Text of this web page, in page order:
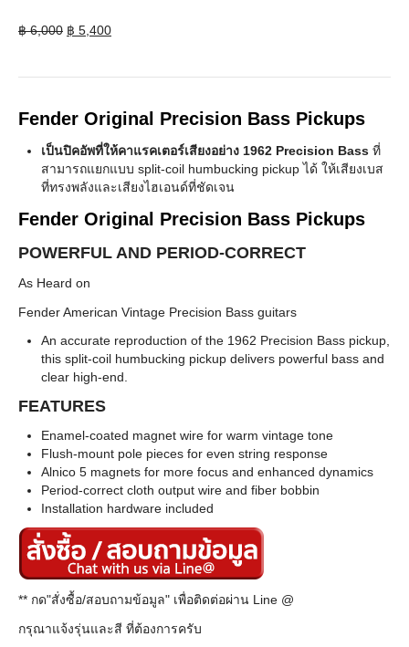
฿6,000 Original
฿ 5,400Current
Fender Original Precision Bass Pickups
เป็นปิคอัพที่ให้คาแรคเตอร์เสียงอย่าง 1962 Precision Bass ที่
สามารถแยกแบบ split-coil humbucking pickup ได้ ให้เสียงเบส
ที่ทรงพลังและเสียงไฮเอนด์ที่ชัดเจน
Fender Original Precision Bass Pickups
POWERFUL AND PERIOD-CORRECT
As Heard on
Fender American Vintage Precision Bass guitars
An accurate reproduction of the 1962 Precision Bass pickup,
this split-coil humbucking pickup delivers powerful bass and
clear high-end.
FEATURES
Enamel-coated magnet wire for warm vintage tone
Flush-mount pole pieces for even string response
Alnico 5 magnets for more focus and enhanced dynamics
Period-correct cloth output wire and fiber bobbin
Installation hardware included
** กด"สั่งซื้อ/สอบถามข้อมูล" เพื่อติดต่อผ่าน Line @
กรุณาแจ้งรุ่นและสี ที่ต้องการครับ